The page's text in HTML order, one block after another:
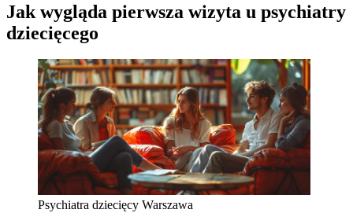
Jak wygląda pierwsza wizyta u psychiatry
dziecięcego
Psychiatra dziecięcy Warszawa